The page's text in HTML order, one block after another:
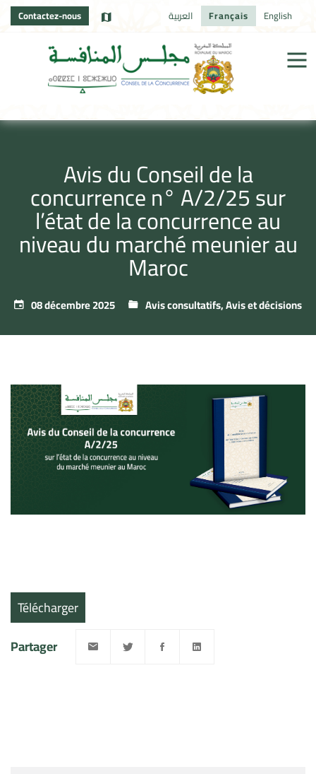
Contactez-nous العربية Français English
Avis du Conseil de la
concurrence n° A/2/25 sur
l’état de la concurrence au
niveau du marché meunier au
Maroc
08 décembre 2025 Avis consultatifs,Avis et décisions
Télécharger
Partager